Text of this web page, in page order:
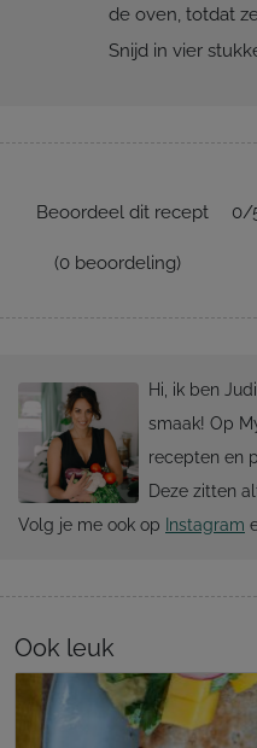
de oven, totdat
Snijd in vier
Beoordeel dit recept 0/
(0 beoordeling)
Hi, ik ben
smaak! Op
recepten en
Deze zitten
Volg je me ook op Instagram
Ook leuk